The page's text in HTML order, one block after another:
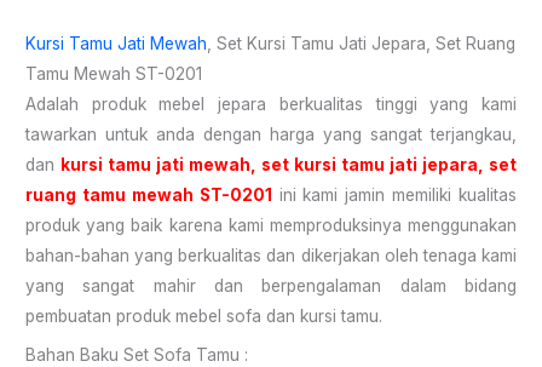
Kursi Tamu Jati Mewah, Set Kursi Tamu Jati Jepara, Set Ruang
Tamu Mewah ST-0201
Adalah produk mebel jepara berkualitas tinggi yang kami
tawarkan untuk anda dengan harga yang sangat terjangkau,
dan kursi tamu jati mewah, set kursi tamu jati jepara, set
ruang tamu mewah ST-0201 ini kami jamin memiliki kualitas
produk yang baik karena kami memproduksinya menggunakan
bahan-bahan yang berkualitas dan dikerjakan oleh tenaga kami
yang sangat mahir dan berpengalaman dalam bidang
pembuatan produk mebel sofa dan kursi tamu.
Bahan Baku Set Sofa Tamu :